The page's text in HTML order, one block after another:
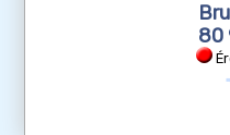
80